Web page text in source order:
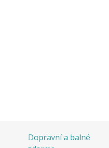
Dopravní a balné